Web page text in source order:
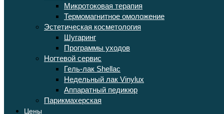
Микротоковая терапия
Термомагнитное омоложение
Эстетическая косметология
Шугаринг
Программы уходов
Ногтевой сервис
Гель-лак Shellac
Недельный лак Vinylux
Аппаратный педикюр
Парикмахерская
Цены